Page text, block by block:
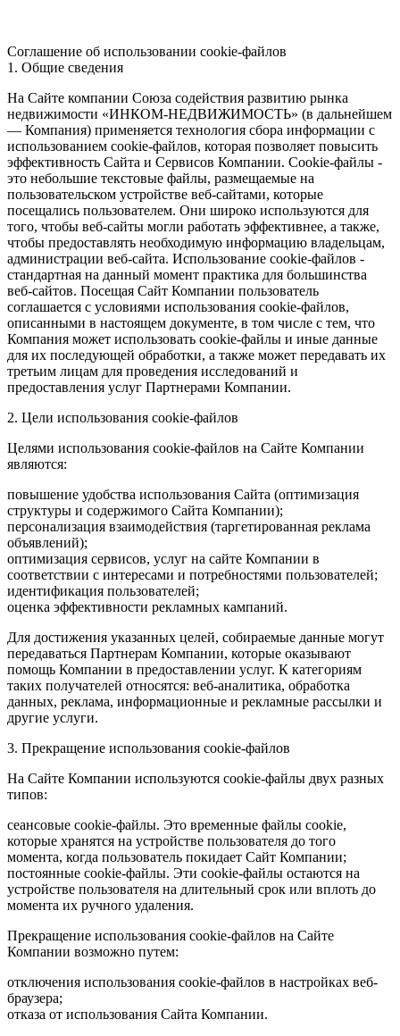
Соглашение об использовании cookie-файлов
1. Общие сведения
На Сайте компании Союза содействия развитию рынка
недвижимости «ИНКОМ-НЕДВИЖИМОСТЬ» (в дальнейшем
— Компания) применяется технология сбора информации с
использованием cookie-файлов, которая позволяет повысить
эффективность Сайта и Сервисов Компании. Сookie-файлы -
это небольшие текстовые файлы, размещаемые на
пользовательском устройстве веб-сайтами, которые
посещались пользователем. Они широко используются для
того, чтобы веб-сайты могли работать эффективнее, а также,
чтобы предоставлять необходимую информацию владельцам,
администрации веб-сайта. Использование cookie-файлов -
стандартная на данный момент практика для большинства
веб-сайтов. Посещая Сайт Компании пользователь
соглашается с условиями использования cookie-файлов,
описанными в настоящем документе, в том числе с тем, что
Компания может использовать cookie-файлы и иные данные
для их последующей обработки, а также может передавать их
третьим лицам для проведения исследований и
предоставления услуг Партнерами Компании.
2. Цели использования cookie-файлов
Целями использования cookie-файлов на Сайте Компании
являются:
повышение удобства использования Сайта (оптимизация
структуры и содержимого Сайта Компании);
персонализация взаимодействия (таргетированная реклама
объявлений);
оптимизация сервисов, услуг на сайте Компании в
соответствии с интересами и потребностями пользователей;
идентификация пользователей;
оценка эффективности рекламных кампаний.
Для достижения указанных целей, собираемые данные могут
передаваться Партнерам Компании, которые оказывают
помощь Компании в предоставлении услуг. К категориям
таких получателей относятся: веб-аналитика, обработка
данных, реклама, информационные и рекламные рассылки и
другие услуги.
3. Прекращение использования cookie-файлов
На Сайте Компании используются cookie-файлы двух разных
типов:
сеансовые cookie-файлы. Это временные файлы cookie,
которые хранятся на устройстве пользователя до того
момента, когда пользователь покидает Сайт Компании;
постоянные cookie-файлы. Эти cookie-файлы остаются на
устройстве пользователя на длительный срок или вплоть до
момента их ручного удаления.
Прекращение использования cookie-файлов на Сайте
Компании возможно путем:
отключения использования cookie-файлов в настройках веб-
браузера;
отказа от использования Сайта Компании.